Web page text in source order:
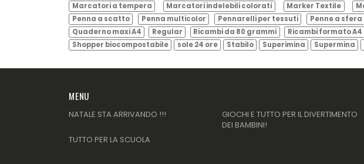
Marcatori a tempera
Marcatori indelebili colorati Marker Textile
Penna a scatto
Penna multicolor Pennarelli per tessuti Penne a sfera
Quaderno maxi A4
Regular Ricambi da 80 grammi Ricambi formato A4
Shopper biocompostabile
sole 24 ore Stabilo Superimina Supermina
MENU
NATALE STA ARRIVANDO !!!
GIOCHI E TUTTO PER IL DIVERTIMENTO
DEI BAMBINI!
TUTTO PER LA SCUOLA